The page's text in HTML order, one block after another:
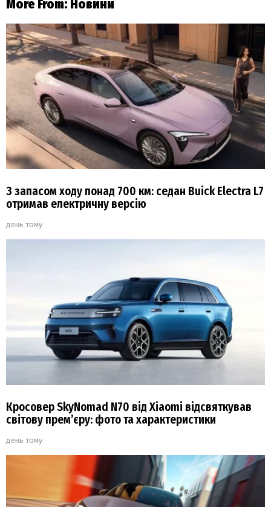
More From: Новини
З запасом ходу понад 700 км: седан Buick Electra L7
отримав електричну версію
день тому
Кросовер SkyNomad N70 від Xiaomi відсвяткував
світову прем’єру: фото та характеристики
день тому